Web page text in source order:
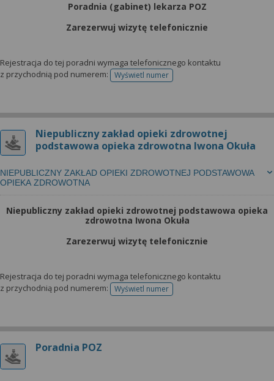
Poradnia (gabinet) lekarza POZ
Zarezerwuj wizytę telefonicznie
Rejestracja do tej poradni wymaga telefonicznego kontaktu
z przychodnią pod numerem:
Wyświetl numertelefonu do rejestracji
Niepubliczny zakład opieki zdrowotnej
podstawowa opieka zdrowotna Iwona Okuła
NIEPUBLICZNY ZAKŁAD OPIEKI ZDROWOTNEJ PODSTAWOWA
OPIEKA ZDROWOTNA
Niepubliczny zakład opieki zdrowotnej podstawowa opieka
zdrowotna Iwona Okuła
Zarezerwuj wizytę telefonicznie
Rejestracja do tej poradni wymaga telefonicznego kontaktu
z przychodnią pod numerem:
Wyświetl numertelefonu do rejestracji
Poradnia POZ